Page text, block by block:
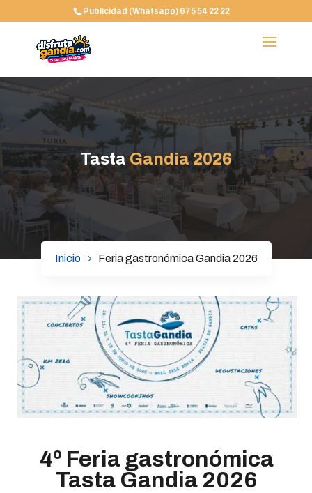
Publicidad (Whatsapp) 675 54 22 22
TastaGandia2026
Inicio Feria gastronómica Gandia 2026
4º Feria gastronómica
Tasta Gandia 2026